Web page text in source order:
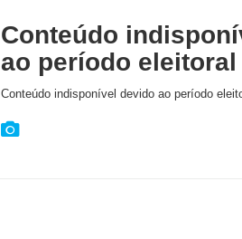
Conteúdo
ao período eleitoral
Conteúdo indisponível devido ao período